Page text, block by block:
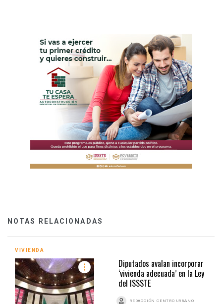
NOTAS RELACIONADAS
VIVIENDA
Diputados avalan incorporar
‘vivienda adecuada’ en la Ley
del ISSSTE
REDACCIÓN CENTRO URBANO